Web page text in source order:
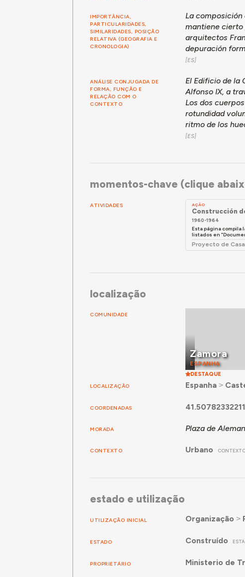
IMPORTÂNCIA,
PARTICULARIDADES,
SIMILARIDADES, POSIÇÃO
RELATIVA (GEOGRAFIA E
CRONOLOGIA)
La
mantiene cierto
arquitectos
depuración
ANÁLISE CONJUGADA DE
FORMA, FUNÇÃO E
RELAÇÃO COM O
CONTEXTO
El Edificio de la
Alfonso IX, a
Los dos
rotundidad
ritmo de los
momentos-chave (clique
ATIVIDADES AÇÃO
Construcción
1960-1964
Esta página compila
listados en
Proyecto de
localização
COMUNIDADE
Zamora
ESPANHA
DESTAQUE
LOCALIZAÇÃO Espanha˃
COORDENADAS
MORADA Plaza de
CONTEXTO Urbano
estado e utilização
UTILIZAÇÃO INICIAL Organização ˃
ESTADO Construído
PROPRIETÁRIO Ministerio de